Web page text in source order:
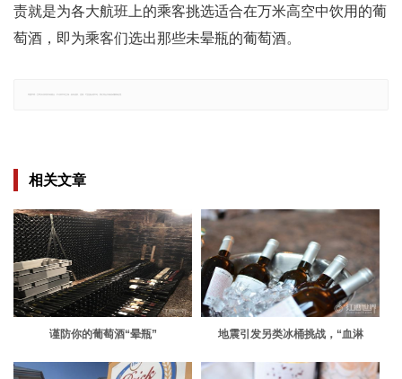
责就是为各大航班上的乘客挑选适合在万米高空中饮用的葡
萄酒，即为乘客们选出那些未晕瓶的葡萄酒。
相关文章
谨防你的葡萄酒“晕瓶”
地震引发另类冰桶挑战，“血淋